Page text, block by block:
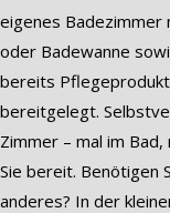
eigenes Badezimmer
oder Badewanne
bereits
bereitgelegt.
Zimmer – mal im
Sie bereit. Benötigen
anderes? In der